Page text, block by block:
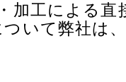
加工による直
ついて弊社は